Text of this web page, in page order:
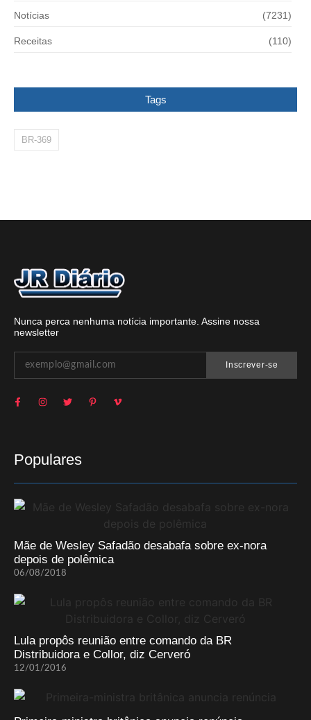
Notícias (7231)
Receitas (110)
Tags
BR-369
Nunca perca nenhuma notícia importante. Assine nossa
newsletter
Inscrever-se
Populares
Mãe de Wesley Safadão desabafa sobre ex-nora
depois de polêmica
06/08/2018
Lula propôs reunião entre comando da BR
Distribuidora e Collor, diz Cerveró
12/01/2016